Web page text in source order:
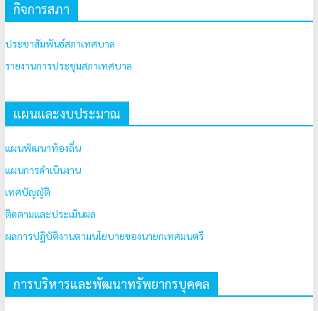
กิจการสภา
ประชาสัมพันธ์สภาเทศบาล
รายงานการประชุมสภาเทศบาล
แผนและงบประมาณ
แผนพัฒนาท้องถิ่น
แผนการดำเนินงาน
เทศบัญญัติ
ติดตามและประเมินผล
ผลการปฏิบัติงานตามนโยบายของนายกเทศมนตรี
การบริหารและพัฒนาทรัพยากรบุคคล